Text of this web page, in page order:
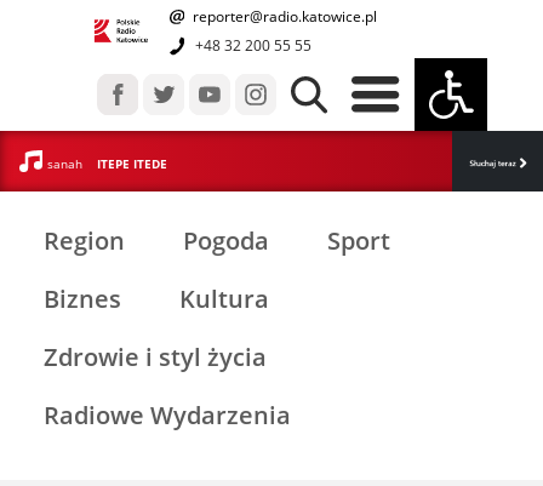
reporter@radio.katowice.pl
+48 32 200 55 55
sanah ITEPE ITEDE
Region Pogoda
Sport
Biznes
Kultura
Zdrowie i styl życia
Radiowe Wydarzenia